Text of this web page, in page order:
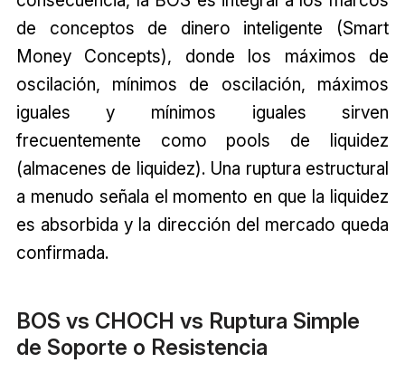
de conceptos de dinero inteligente (Smart
Money Concepts), donde los máximos de
oscilación, mínimos de oscilación, máximos
iguales y mínimos iguales sirven
frecuentemente como pools de liquidez
(almacenes de liquidez). Una ruptura estructural
a menudo señala el momento en que la liquidez
es absorbida y la dirección del mercado queda
confirmada.
BOS vs CHOCH vs Ruptura Simple
de Soporte o Resistencia